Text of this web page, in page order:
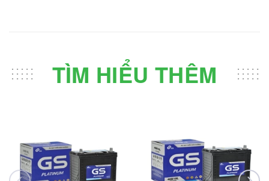
TÌM HIỂU THÊM